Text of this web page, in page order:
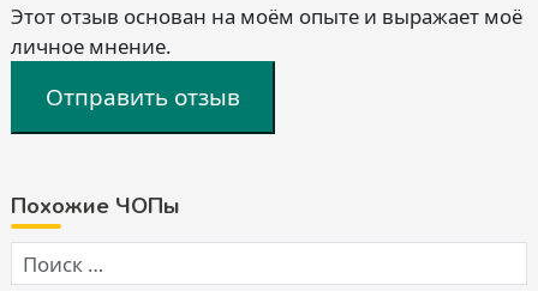
Этот отзыв основан на моём опыте и выражает моё
личное мнение.
Отправить отзыв
Похожие ЧОПы